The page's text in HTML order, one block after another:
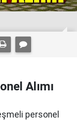
Alımı
personel